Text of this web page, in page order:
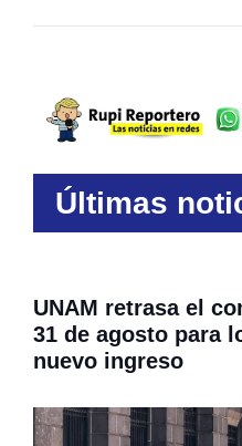
Últimas
UNAM retrasa el
31 de agosto para
nuevo ingreso